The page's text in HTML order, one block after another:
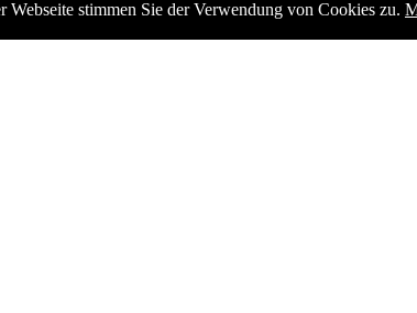
stimmen Sie der Verwendung von Cookies zu.